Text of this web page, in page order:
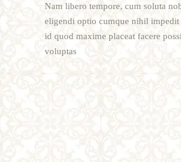
Nam libero tempore, cum soluta
eligendi optio cumque nihil impedit
id quod maxime placeat facere
voluptas